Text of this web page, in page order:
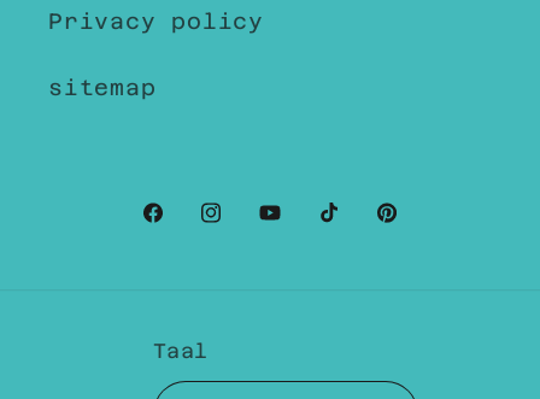
Privacy policy
sitemap
Facebook
Instagram
YouTubeTikTokPinterest
Taal